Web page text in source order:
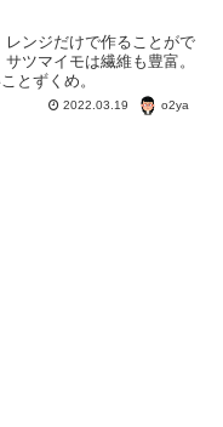
ンジだけで作ることがで
ツマイモは繊維も豊富。
とずくめ。
2022.03.19 o2ya